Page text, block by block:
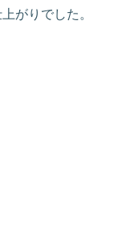
がりでした。